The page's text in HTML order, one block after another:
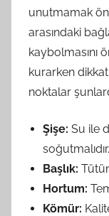
unutmamak
arasındaki
kaybolmasını
kurarken
noktalar
Şişe: Su ile
soğutmalıdır.
Başlık:
Hortum:
Kömür: